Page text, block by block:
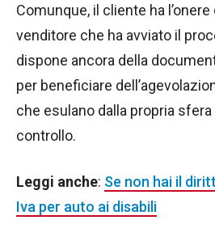
Comunque, il cliente ha
venditore che ha avviato il
dispone ancora della
per beneficiare
che esulano dalla propria
controllo.
Leggi anche: Se non hai il
Iva per auto ai disabili